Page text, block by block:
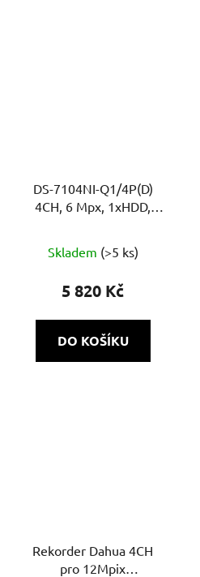
DS-7104NI-Q1/4P(D)
4CH, 6 Mpx, 1xHDD,
Skladem (>5 ks)
5 820 Kč
DO KOŠÍKU
Rekorder Dahua 4CH
pro 12Mpix